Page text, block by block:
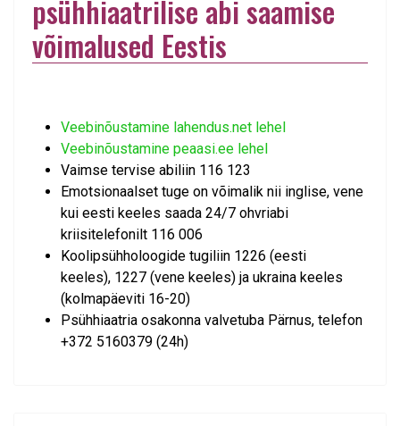
psühhiaatrilise abi saamise
võimalused Eestis
Veebinõustamine lahendus.net lehel
Veebinõustamine peaasi.ee lehel
Vaimse tervise abiliin 116 123
Emotsionaalset tuge on võimalik nii inglise, vene
kui eesti keeles saada 24/7 ohvriabi
kriisitelefonilt 116 006
Koolipsühholoogide tugiliin 1226 (eesti
keeles), 1227 (vene keeles) ja ukraina keeles
(kolmapäeviti 16-20)
Psühhiaatria osakonna valvetuba Pärnus, telefon
+372 5160379 (24h)